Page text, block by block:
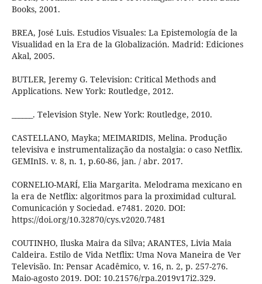
Books, 2001.
BREA, José Luis. Estudios Visuales: La Epistemología de la
Visualidad en la Era de la Globalización. Madrid: Ediciones
Akal, 2005.
BUTLER, Jeremy G. Television: Critical Methods and
Applications. New York: Routledge, 2012.
______. Television Style. New York: Routledge, 2010.
CASTELLANO, Mayka; MEIMARIDIS, Melina. Produção
televisiva e instrumentalização da nostalgia: o caso Netflix.
GEMInIS. v. 8, n. 1, p.60-86, jan. / abr. 2017.
CORNELIO-MARÍ, Elia Margarita. Melodrama mexicano en
la era de Netflix: algoritmos para la proximidad cultural.
Comunicación y Sociedad. e7481. 2020. DOI:
https://doi.org/10.32870/cys.v2020.7481
COUTINHO, Iluska Maira da Silva; ARANTES, Livia Maia
Caldeira. Estilo de Vida Netflix: Uma Nova Maneira de Ver
Televisão. In: Pensar Acadêmico, v. 16, n. 2, p. 257-276.
Maio-agosto 2019. DOI: 10.21576/rpa.2019v17i2.329.